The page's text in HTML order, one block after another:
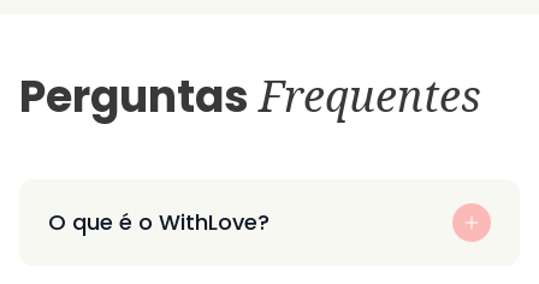
PerguntasFrequentes
O que é o WithLove?